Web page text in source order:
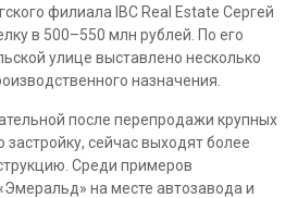
филиала IBC Real Estate Сергей
в 500–550 млн рублей. По его
улице выставлено несколько
назначения.
после перепродажи крупных
сейчас выходят более
Среди примеров
на месте автозавода и